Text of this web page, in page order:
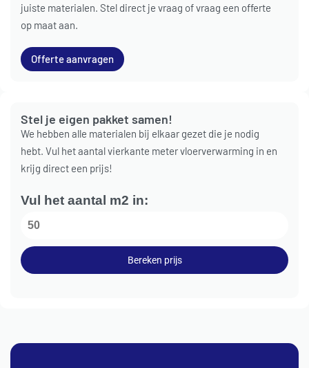
juiste materialen. Stel direct je vraag of vraag een offerte
op maat aan.
Offerte aanvragen
Stel je eigen pakket samen!
We hebben alle materialen bij elkaar gezet die je nodig
hebt. Vul het aantal vierkante meter vloerverwarming in en
krijg direct een prijs!
Vul het aantal m2 in:
Bereken prijs